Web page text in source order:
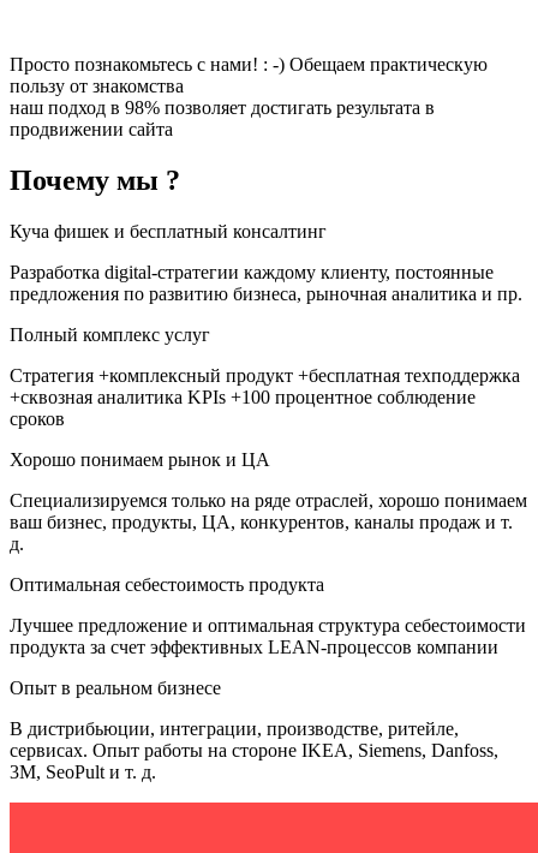
Просто познакомьтесь с нами! : -) Обещаем практическую
пользу от знакомства
наш подход в 98% позволяет достигать результата в
продвижении сайта
Почему мы ?
Куча фишек и бесплатный консалтинг
Разработка digital-стратегии каждому клиенту, постоянные
предложения по развитию бизнеса, рыночная аналитика и пр.
Полный комплекс услуг
Стратегия +комплексный продукт +бесплатная техподдержка
+сквозная аналитика KPIs +100 процентное соблюдение
сроков
Хорошо понимаем рынок и ЦА
Специализируемся только на ряде отраслей, хорошо понимаем
ваш бизнес, продукты, ЦА, конкурентов, каналы продаж и т.
д.
Оптимальная себестоимость продукта
Лучшее предложение и оптимальная структура себестоимости
продукта за счет эффективных LEAN-процессов компании
Опыт в реальном бизнесе
В дистрибьюции, интеграции, производстве, ритейле,
сервисах. Опыт работы на стороне IKEA, Siemens, Danfoss,
3M, SeoPult и т. д.